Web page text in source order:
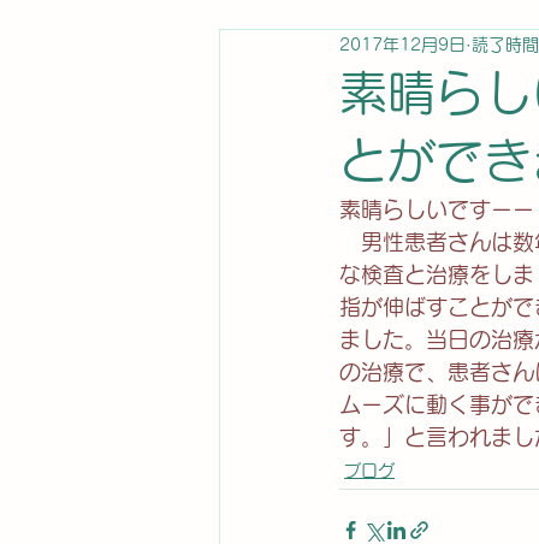
素晴ら
とがで
2017年12月9日 読了時
素晴らしいですー
男性患者さんは数
な検査と治療をし
指が伸ばすことが
ました。当日の治
の治療で、患者さ
ムーズに動く事が
す。」と言われまし
ブログ